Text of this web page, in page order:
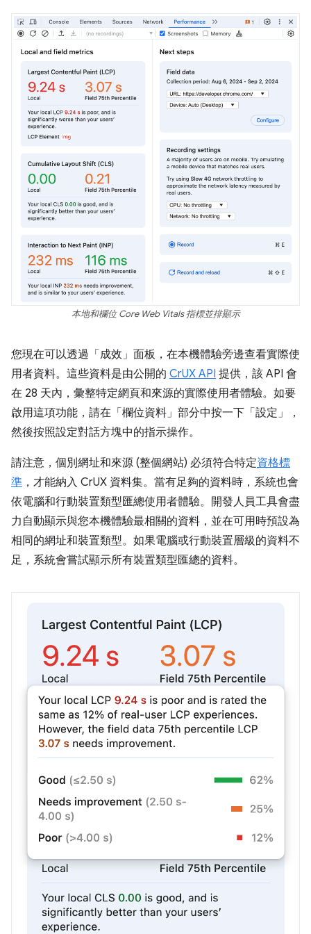
本地和欄位 Core Web Vitals 指標並排顯示
您現在可以透過「成效」面板，在本機體驗旁邊查看實際使
用者資料。這些資料是由公開的 CrUX API 提供，該 API 會
在 28 天內，彙整特定網頁和來源的實際使用者體驗。如要
啟用這項功能，請在「欄位資料」 部分中按一下「設定」
，
然後按照設定對話方塊中的指示操作。
請注意，個別網址和來源 (整個網站) 必須符合特定資格標
準 ，才能納入 CrUX 資料集。當有足夠的資料時，系統也會
依電腦和行動裝置類型匯總使用者體驗。開發人員工具會盡
力自動顯示與您本機體驗最相關的資料，並在可用時預設為
相同的網址和裝置類型。如果電腦或行動裝置層級的資料不
足，系統會嘗試顯示所有裝置類型匯總的資料。